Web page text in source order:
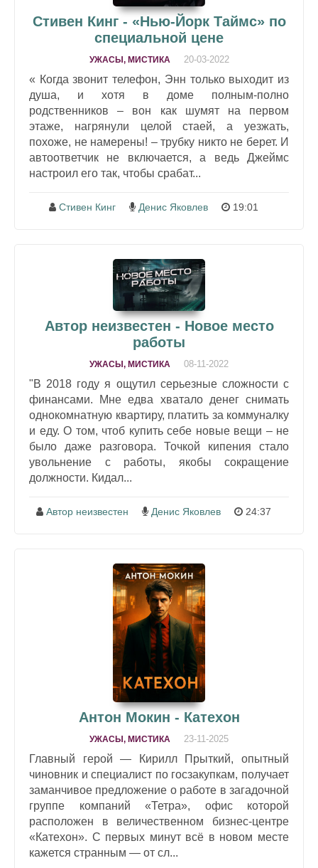
Стивен Кинг - «Нью-Йорк Таймс» по
специальной цене
УЖАСЫ, МИСТИКА 20-03-2022
« Когда звонит телефон, Энн только выходит из
душа, и хотя в доме полным-полно
родственников – вон как шумят на первом
этаже, нагрянули целой стаей, а уезжать,
похоже, не намерены! – трубку никто не берет. И
автоответчик не включается, а ведь Джеймс
настроил его так, чтобы срабат...
Стивен Кинг Денис Яковлев 19:01
Автор неизвестен - Новое место
работы
УЖАСЫ, МИСТИКА 08-11-2022
"В 2018 году я ощутил серьезные сложности с
финансами. Мне едва хватало денег снимать
однокомнатную квартиру, платить за коммуналку
и еду. О том, чтоб купить себе новые вещи – не
было даже разговора. Точкой кипения стало
увольнение с работы, якобы сокращение
должности. Кидал...
Автор неизвестен Денис Яковлев 24:37
Антон Мокин - Катехон
УЖАСЫ, МИСТИКА 23-11-2025
Главный герой — Кирилл Прыткий, опытный
чиновник и специалист по госзакупкам, получает
заманчивое предложение о работе в загадочной
группе компаний «Тетра», офис которой
расположен в величественном бизнес-центре
«Катехон». С первых минут всё в новом месте
кажется странным — от сл...